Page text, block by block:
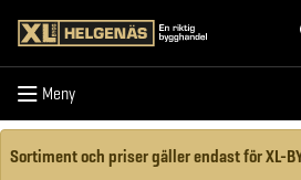
Meny
Meny
Sortiment och priser gäller endast för XL-